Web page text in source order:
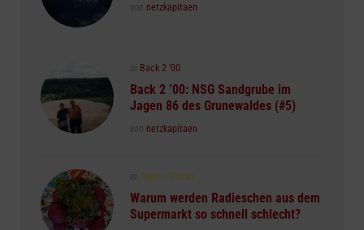
Posted
von netzkapitaen
Posted
in
in Back 2 '00
Back 2 ’00: NSG Sandgrube im
Jagen 86 des Grunewaldes (#5)
Posted
von netzkapitaen
Posted
in
in Tipps + Tricks
Warum werden Radieschen aus dem
Supermarkt so schnell schlecht?